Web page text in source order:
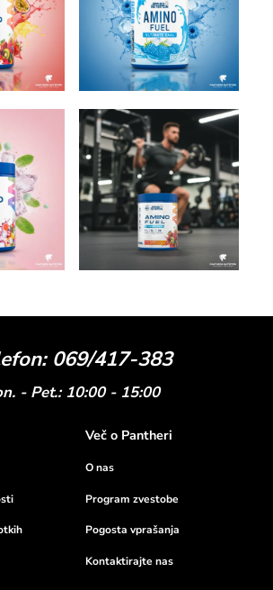
069/417-383
- Pet.: 10:00 - 15:00
Več o Pantheri
O nas
Program zvestobe
Pogosta vprašanja
Kontaktirajte nas